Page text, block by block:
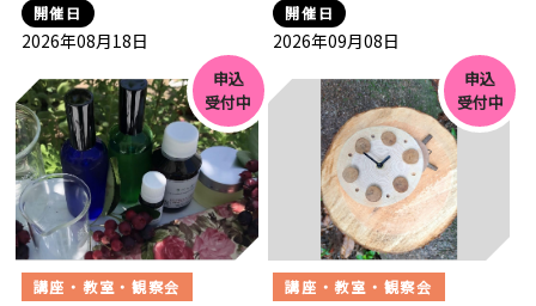
開催日
2026年08月18日
開催日
2026年09月08日
申込
受付中
講座・教室・観察会
申込
受付中
講座・教室・観察会